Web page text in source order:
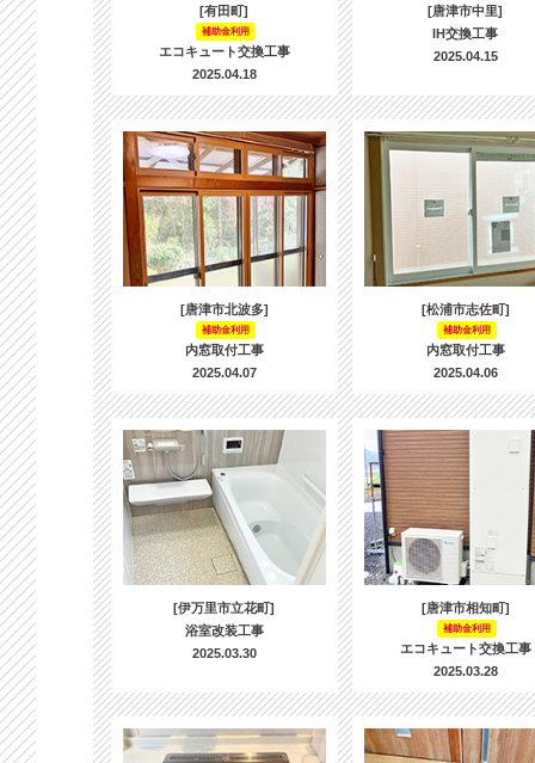
[有田町]
補助金利用
エコキュート交換工事
2025.04.18
[唐津市中里]
IH交換工事
2025.04.15
[唐津市北波多]
補助金利用
内窓取付工事
2025.04.07
[松浦市志佐町]
補助金利用
内窓取付工事
2025.04.06
[伊万里市立花町]
浴室改装工事
2025.03.30
[唐津市相知町]
補助金利用
エコキュート交換工事
2025.03.28